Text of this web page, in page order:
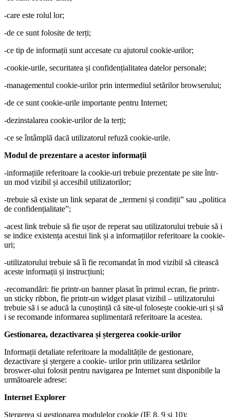
-care este rolul lor;
-de ce sunt folosite de terți;
-ce tip de informații sunt accesate cu ajutorul cookie-urilor;
-cookie-urile, securitatea și confidențialitatea datelor personale;
-managementul cookie-urilor prin intermediul setărilor browserului;
-de ce sunt cookie-urile importante pentru Internet;
-dezinstalarea cookie-urilor de la terți;
-ce se întâmplă dacă utilizatorul refuză cookie-urile.
Modul de prezentare a acestor informații
-informațiile referitoare la cookie-uri trebuie prezentate pe site într-
un mod vizibil și accesibil utilizatorilor;
-trebuie să existe un link separat de „termeni și condiții” sau „politica
de confidențialitate”;
-acest link trebuie să fie ușor de reperat sau utilizatorului trebuie să i
se indice existența acestui link și a informațiilor referitoare la cookie-
uri;
-utilizatorului trebuie să îi fie recomandat în mod vizibil să citească
aceste informații și instrucțiuni;
-recomandări: fie printr-un banner plasat în primul ecran, fie printr-
un sticky ribbon, fie printr-un widget plasat vizibil – utilizatorului
trebuie să i se aducă la cunoștință că site-ul folosește cookie-uri și să
i se recomande informarea suplimentară referitoare la acestea.
Gestionarea, dezactivarea și ștergerea cookie-urilor
Informații detaliate referitoare la modalitățile de gestionare,
dezactivare și ștergere a cookie- urilor prin utilizarea setărilor
broswer-ului folosit pentru navigarea pe Internet sunt disponibile la
următoarele adrese:
Internet Explorer
Ștergerea și gestionarea modulelor cookie (IE 8, 9 și 10):